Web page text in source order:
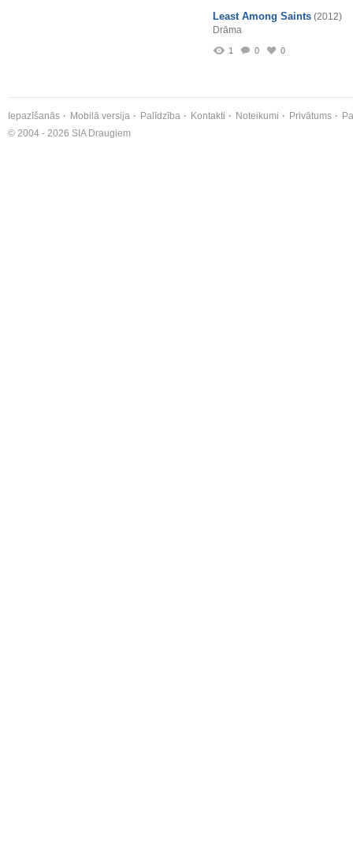
Least Among Saints (2012)
Drāma
1 0 0
Iepazīšanās Mobilā versija Palīdzība Kontakti Noteikumi Privātums
© 2004 - 2026 SIA Draugiem